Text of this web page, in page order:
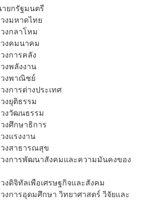
ยกรัฐมนตรี
งมหาดไทย
งกลาโหม
งคมนาคม
งการคลัง
งพลังงาน
งพาณิชย์
งการต่างประเทศ
งยุติธรรม
งวัฒนธรรม
งศึกษาธิการ
งแรงงาน
งสาธารณสุข
งการพัฒนาสังคมและความมันคงของ
งดิจิทัลเพือเศรษฐกิจและสังคม
งการอุดมศึกษา วิทยาศาสตร์ วิจัยและ